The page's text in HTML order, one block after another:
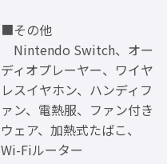
■その他
Nintendo Switch、オー
ディオプレーヤー、ワイヤ
レスイヤホン、ハンディフ
ァン、電熱服、ファン付き
ウェア、加熱式たばこ、
Wi-Fiルーター